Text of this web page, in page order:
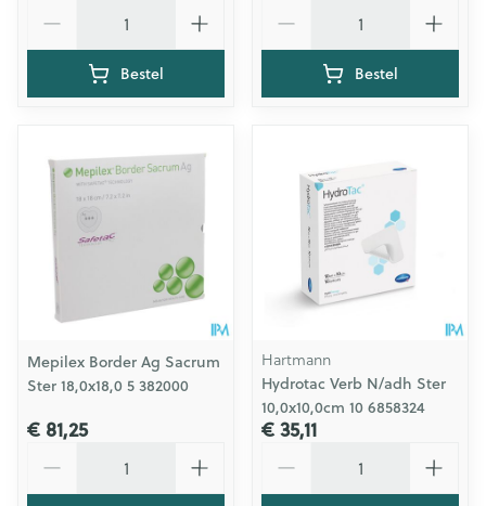
Bestel Bestel
Mepilex Border Ag Sacrum
Ster 18,0x18,0 5 382000
€ 81,25
Hartmann
Hydrotac Verb N/adh Ster
10,0x10,0cm 10 6858324
€ 35,11